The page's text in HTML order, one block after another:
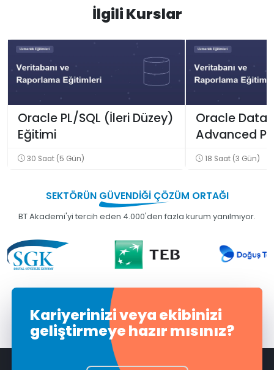
İlgili Kurslar
Oracle PL/SQL (İleri Düzey)
Eğitimi
30 Saat (5 Gün)
Oracle
Advanced
18 Saat (3 Gün)
SEKTÖRÜN GÜVENDİĞİÇÖZÜM ORTAĞI
BT Akademi'yi tercih eden 4.000'den fazla kurum yanılmıyor.
Kariyerinizi veya ekibinizi
geliştirmeye hazır mısınız?